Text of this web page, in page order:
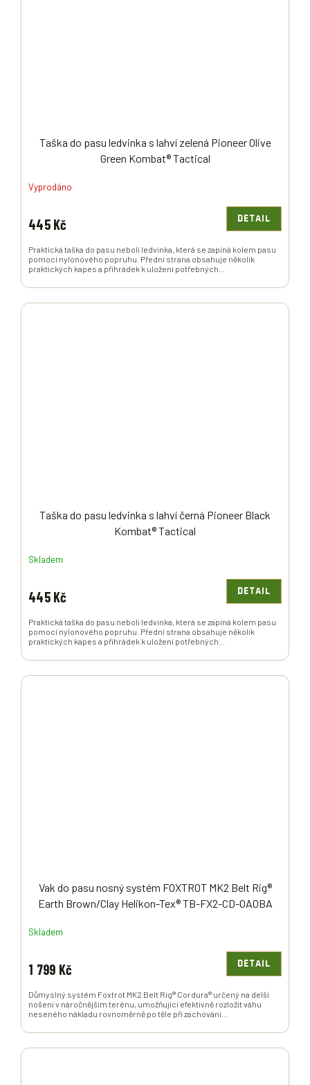
Taška do pasu ledvinka s lahví zelená Pioneer Olive
Green Kombat® Tactical
Vyprodáno
445 Kč DETAIL
Praktická taška do pasu neboli ledvinka, která se zapíná kolem pasu
pomocí nylonového popruhu. Přední strana obsahuje několik
praktických kapes a přihrádek k uložení potřebných...
Taška do pasu ledvinka s lahví černá Pioneer Black
Kombat® Tactical
Skladem
445 Kč DETAIL
Praktická taška do pasu neboli ledvinka, která se zapíná kolem pasu
pomocí nylonového popruhu. Přední strana obsahuje několik
praktických kapes a přihrádek k uložení potřebných...
Vak do pasu nosný systém FOXTROT MK2 Belt Rig®
Earth Brown/Clay Helikon-Tex® TB-FX2-CD-0A0BA
Skladem
1 799 Kč DETAIL
Důmyslný systém Foxtrot MK2 Belt Rig® Cordura® určený na delší
nošení v náročnějším terénu, umožňující efektivně rozložit váhu
neseného nákladu rovnoměrně po těle při zachování...